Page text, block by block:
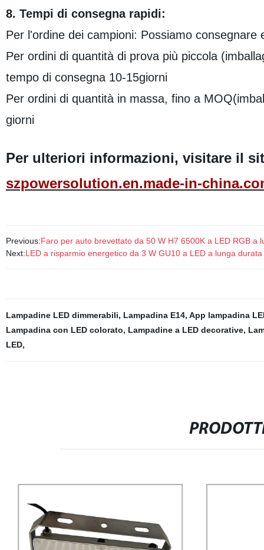
8. Tempi di consegna rapidi:
Per l'ordine dei campioni: Possiamo consegnare
Per ordini di quantità di prova più piccola
tempo di consegna 10-15giorni
Per ordini di quantità in massa, fino a
giorni
Per ulteriori informazioni, visitare il
szpowersolution.en.made-in-
Previous:Faro per auto brevettato da 50 W H7 6500K a LED RGB a
Next:LED a risparmio energetico da 3 W GU10 a LED a lunga
Lampadine LED dimmerabili, Lampadina E14, App lampadina
Lampadina con LED colorato, Lampadine a LED decorative,
LED,